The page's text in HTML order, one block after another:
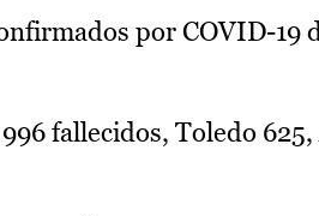
por COVID-19
fallecidos, Toledo 625,